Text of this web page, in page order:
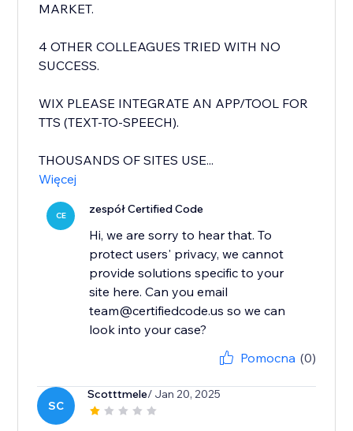
MARKET.
4 OTHER COLLEAGUES TRIED WITH NO
SUCCESS.
WIX PLEASE INTEGRATE AN APP/TOOL FOR
TTS (TEXT-TO-SPEECH).
THOUSANDS OF SITES USE...
Więcej
CE zespół Certified Code
Hi, we are sorry to hear that. To
protect users' privacy, we cannot
provide solutions specific to your
site here. Can you email
team@certifiedcode.us so we can
look into your case?
Pomocna (0)
SC
Scotttmele/ Jan 20, 2025